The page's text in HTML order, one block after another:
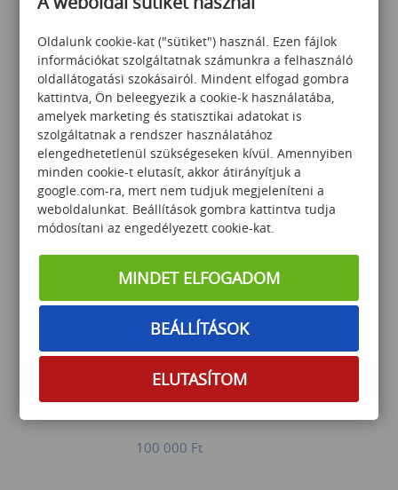
Excel haladó
80 000Ft
PowerBI középhaladó
100 000 Ft
Oldalunk cookie-kat ("sütiket") használ. Ezen fájlok
információkat szolgáltatnak számunkra a felhasználó
oldallátogatási szokásairól. Mindent elfogad gombra
kattintva, Ön beleegyezik a cookie-k használatába,
amelyek marketing és statisztikai adatokat is
szolgáltatnak a rendszer használatához
elengedhetetlenül szükségeseken kívül. Amennyiben
minden cookie-t elutasít, akkor átirányítjuk a
google.com-ra, mert nem tudjuk megjeleníteni a
weboldalunkat. Beállítások gombra kattintva tudja
módosítani az engedélyezett cookie-kat.
MINDET ELFOGADOM
BEÁLLÍTÁSOK
ELUTASÍTOM